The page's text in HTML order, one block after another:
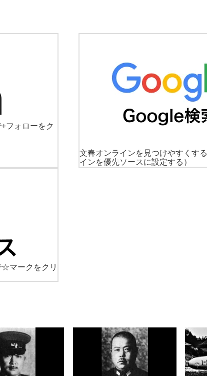
+フォローをク
文春オンラインを見つけやすくする
インを優先ソースに設定する）
☆マークをクリ